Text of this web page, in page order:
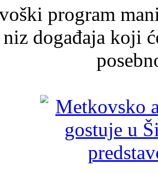
program
događaja koji